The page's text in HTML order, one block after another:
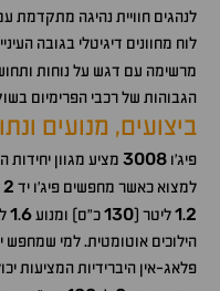
לנהגים חוויית נהיגה מתקדמת
לוח מחוונים דיגיטלי בגובה
מרשימה עם דגש על נוחות
הגבוהות של רכבי הפרימיום
ביצועים, מנועים
פיג'ו 3008 מציע מגוון יחידות
למצוא כאשר מחפשים פיג'ו יד 2
1.2 ליטר (130כ"ס) ומנוע 1.6
הילוכים אוטומטית. למי שמחפש
פלאג-אין היברידיות המציעות